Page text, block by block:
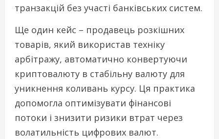
транзакцій без участі банківських систем.
Ще один кейс – продавець розкішних
товарів, який використав техніку
арбітражу, автоматично конвертуючи
криптовалюту в стабільну валюту для
уникнення коливань курсу. Ця практика
допомогла оптимізувати фінансові
потоки і знизити ризики втрат через
волатильність цифрових валют.